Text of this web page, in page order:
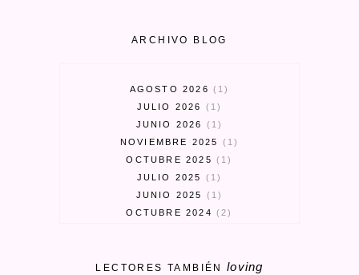
ARCHIVO BLOG
AGOSTO 2026
1
JULIO 2026
1
JUNIO 2026
1
NOVIEMBRE 2025
1
OCTUBRE 2025
1
JULIO 2025
1
JUNIO 2025
1
OCTUBRE 2024
2
FEBRERO 2024
LECTORES TAMBIÉNloving